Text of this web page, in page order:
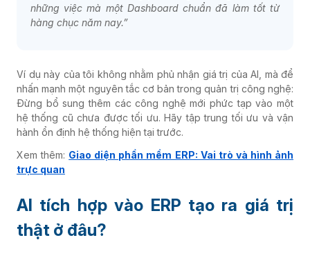
những việc mà một Dashboard chuẩn đã làm tốt từ
hàng chục năm nay.”
Ví dụ này của tôi không nhằm phủ nhận giá trị của AI, mà để
nhấn mạnh một nguyên tắc cơ bản trong quản trị công nghệ:
Đừng bổ sung thêm các công nghệ mới phức tạp vào một
hệ thống cũ chưa được tối ưu. Hãy tập trung tối ưu và vận
hành ổn định hệ thống hiện tại trước.
Xem thêm: Giao diện phần mềm ERP: Vai trò và hình ảnh
trực quan
AI tích hợp vào ERP tạo ra giá trị
thật ở đâu?